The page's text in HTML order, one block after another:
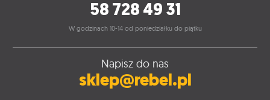
58 728 49 31
W godzinach 10-14 od poniedziałku do piątku
Napisz do nas
sklep@rebel.pl